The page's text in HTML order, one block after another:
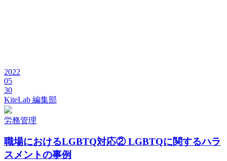
2022
05
30
KiteLab 編集部
労務管理
職場におけるLGBTQ対応② LGBTQに関するハラ
スメントの事例